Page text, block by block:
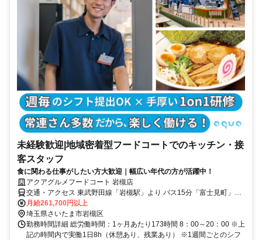
未経験歓迎|地域密着型フードコートでのキッチン・接
客スタッフ
食に関わる仕事がしたい方大歓迎｜幅広い年代の方が活躍中！
アクアグルメフードコート 岩槻店
交通・アクセス 東武野田線「岩槻駅」より バス15分「富士見町」バ
ス停下車徒歩5分
月給261,700円以上
埼玉県さいたま市岩槻区
勤務時間詳細 総労働時間：1ヶ月あたり173時間 8：00～20：00 ※上
記の時間内で実働1日8h（休憩あり、残業あり） ※1週間ごとのシフ